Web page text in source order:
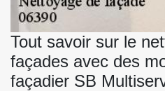
Tout savoir sur le
façades avec des
façadier SB